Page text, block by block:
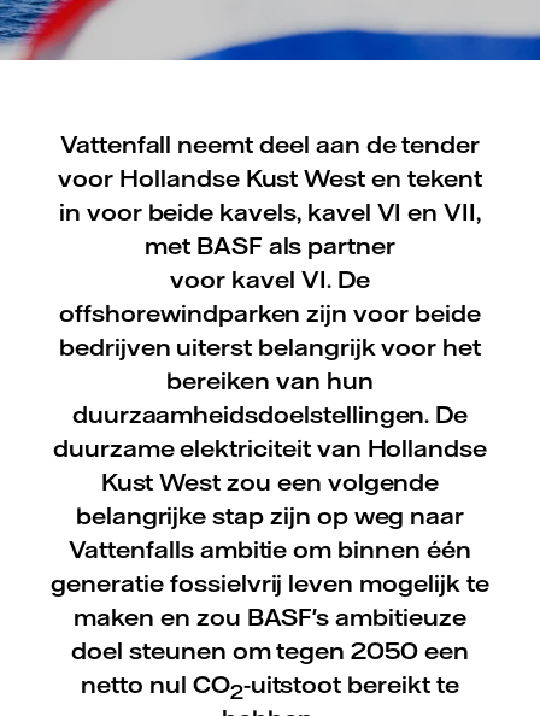
Vattenfall neemt deel aan de tender
voor Hollandse Kust West en tekent
in voor beide kavels, kavel VI en VII,
met BASF als partner
voor kavel VI. De
offshorewindparken zijn voor beide
bedrijven uiterst belangrijk voor het
bereiken van hun
duurzaamheidsdoelstellingen. De
duurzame elektriciteit van Hollandse
Kust West zou een volgende
belangrijke stap zijn op weg naar
Vattenfalls ambitie om binnen één
generatie fossielvrij leven mogelijk te
maken en zou BASF's ambitieuze
doel steunen om tegen 2050 een
netto nul CO2-uitstoot bereikt te